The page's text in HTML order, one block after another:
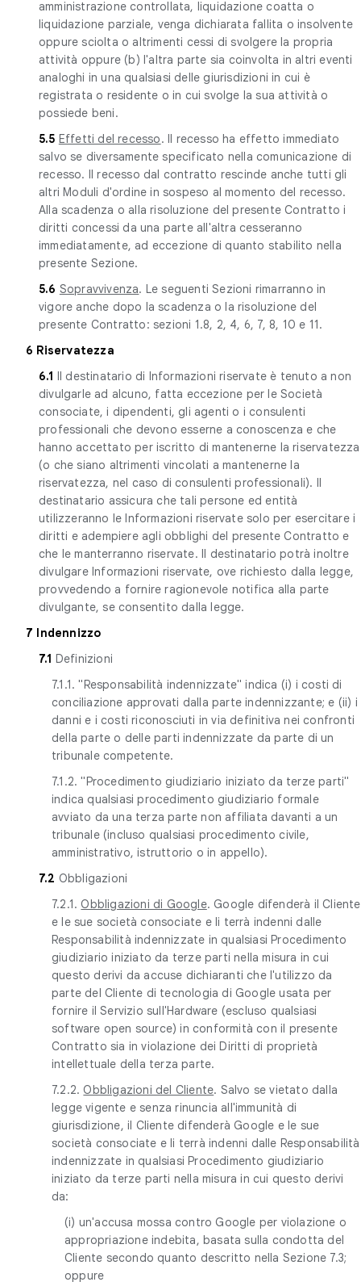
amministrazione controllata, liquidazione coatta o
liquidazione parziale, venga dichiarata fallita o insolvente
oppure sciolta o altrimenti cessi di svolgere la propria
attività oppure (b) l'altra parte sia coinvolta in altri eventi
analoghi in una qualsiasi delle giurisdizioni in cui è
registrata o residente o in cui svolge la sua attività o
possiede beni.
5.5 Effetti del recesso. Il recesso ha effetto immediato
salvo se diversamente specificato nella comunicazione di
recesso. Il recesso dal contratto rescinde anche tutti gli
altri Moduli d'ordine in sospeso al momento del recesso.
Alla scadenza o alla risoluzione del presente Contratto i
diritti concessi da una parte all'altra cesseranno
immediatamente, ad eccezione di quanto stabilito nella
presente Sezione.
5.6 Sopravvivenza. Le seguenti Sezioni rimarranno in
vigore anche dopo la scadenza o la risoluzione del
presente Contratto: sezioni 1.8, 2, 4, 6, 7, 8, 10 e 11.
6 Riservatezza
6.1 Il destinatario di Informazioni riservate è tenuto a non
divulgarle ad alcuno, fatta eccezione per le Società
consociate, i dipendenti, gli agenti o i consulenti
professionali che devono esserne a conoscenza e che
hanno accettato per iscritto di mantenerne la riservatezza
(o che siano altrimenti vincolati a mantenerne la
riservatezza, nel caso di consulenti professionali). Il
destinatario assicura che tali persone ed entità
utilizzeranno le Informazioni riservate solo per esercitare i
diritti e adempiere agli obblighi del presente Contratto e
che le manterranno riservate. Il destinatario potrà inoltre
divulgare Informazioni riservate, ove richiesto dalla legge,
provvedendo a fornire ragionevole notifica alla parte
divulgante, se consentito dalla legge.
7 Indennizzo
7.1 Definizioni
7.1.1. "Responsabilità indennizzate" indica (i) i costi di
conciliazione approvati dalla parte indennizzante; e (ii) i
danni e i costi riconosciuti in via definitiva nei confronti
della parte o delle parti indennizzate da parte di un
tribunale competente.
7.1.2. "Procedimento giudiziario iniziato da terze parti"
indica qualsiasi procedimento giudiziario formale
avviato da una terza parte non affiliata davanti a un
tribunale (incluso qualsiasi procedimento civile,
amministrativo, istruttorio o in appello).
7.2 Obbligazioni
7.2.1.Obbligazioni di Google. Google difenderà il Cliente
e le sue società consociate e li terrà indenni dalle
Responsabilità indennizzate in qualsiasi Procedimento
giudiziario iniziato da terze parti nella misura in cui
questo derivi da accuse dichiaranti che l'utilizzo da
parte del Cliente di tecnologia di Google usata per
fornire il Servizio sull'Hardware (escluso qualsiasi
software open source) in conformità con il presente
Contratto sia in violazione dei Diritti di proprietà
intellettuale della terza parte.
7.2.2.Obbligazioni del Cliente. Salvo se vietato dalla
legge vigente e senza rinuncia all'immunità di
giurisdizione, il Cliente difenderà Google e le sue
società consociate e li terrà indenni dalle Responsabilità
indennizzate in qualsiasi Procedimento giudiziario
iniziato da terze parti nella misura in cui questo derivi
da:
(i) un'accusa mossa contro Google per violazione o
appropriazione indebita, basata sulla condotta del
Cliente secondo quanto descritto nella Sezione 7.3;
oppure